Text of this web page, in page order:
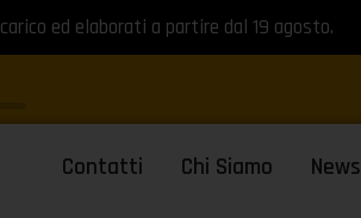
ed elaborati a partire dal 19 agosto.
Contatti Chi Siamo News